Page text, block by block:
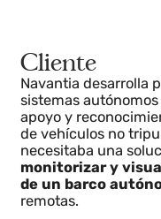
Cliente
Navantia
sistemas
apoyo y
de vehículos no
necesitaba una
monitorizar y